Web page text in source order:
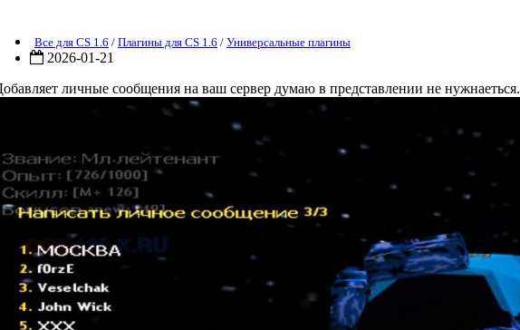
Все для CS 1.6 / Плагины для CS 1.6 / Универсальные плагины
2026-01-21
личные сообщения на ваш сервер думаю в представлении не нужнаеться.